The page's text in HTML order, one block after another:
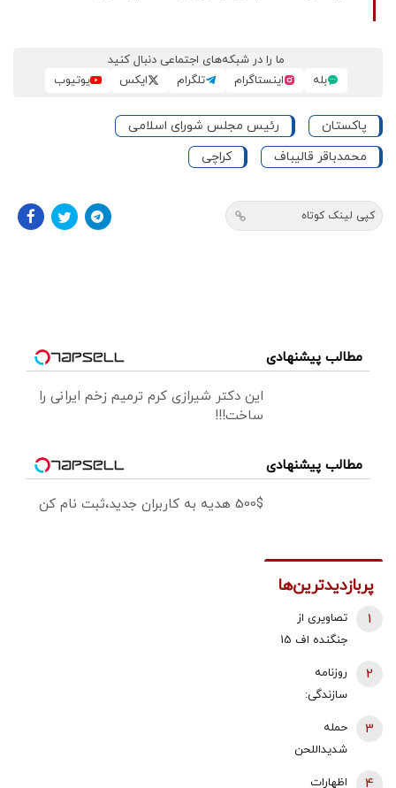
ما را در شبکه‌های اجتماعی دنبال کنید
بله
اینستاگرام تلگرام ایکس یوتیوب
پاکستان
رئیس مجلس شورای اسلامی
محمدباقر قالیباف
کراچی
کپی لینک کوتاه
مطالب پیشنهادی
این دکتر شیرازی کرم ترمیم زخم ایرانی را
ساخت!!!
مطالب پیشنهادی
500$ هدیه به کاربران جدید،ثبت نام کن
پربازدیدترین‌ها
تصاویری از
جنگنده اف 15
توسط سپاه
منهدم شد/
هواگردهای
شکارشده
1
روزنامه
سازندگی:
نپذیرفت |
2
حمله
شدیداللحن
3
اظهارات 4